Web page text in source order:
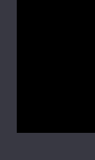
Послуги